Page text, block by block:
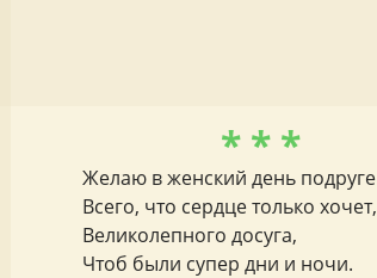
* * *
Желаю в женский день подруге
Всего, что сердце только хочет,
Великолепного досуга,
Чтоб были супер дни и ночи.